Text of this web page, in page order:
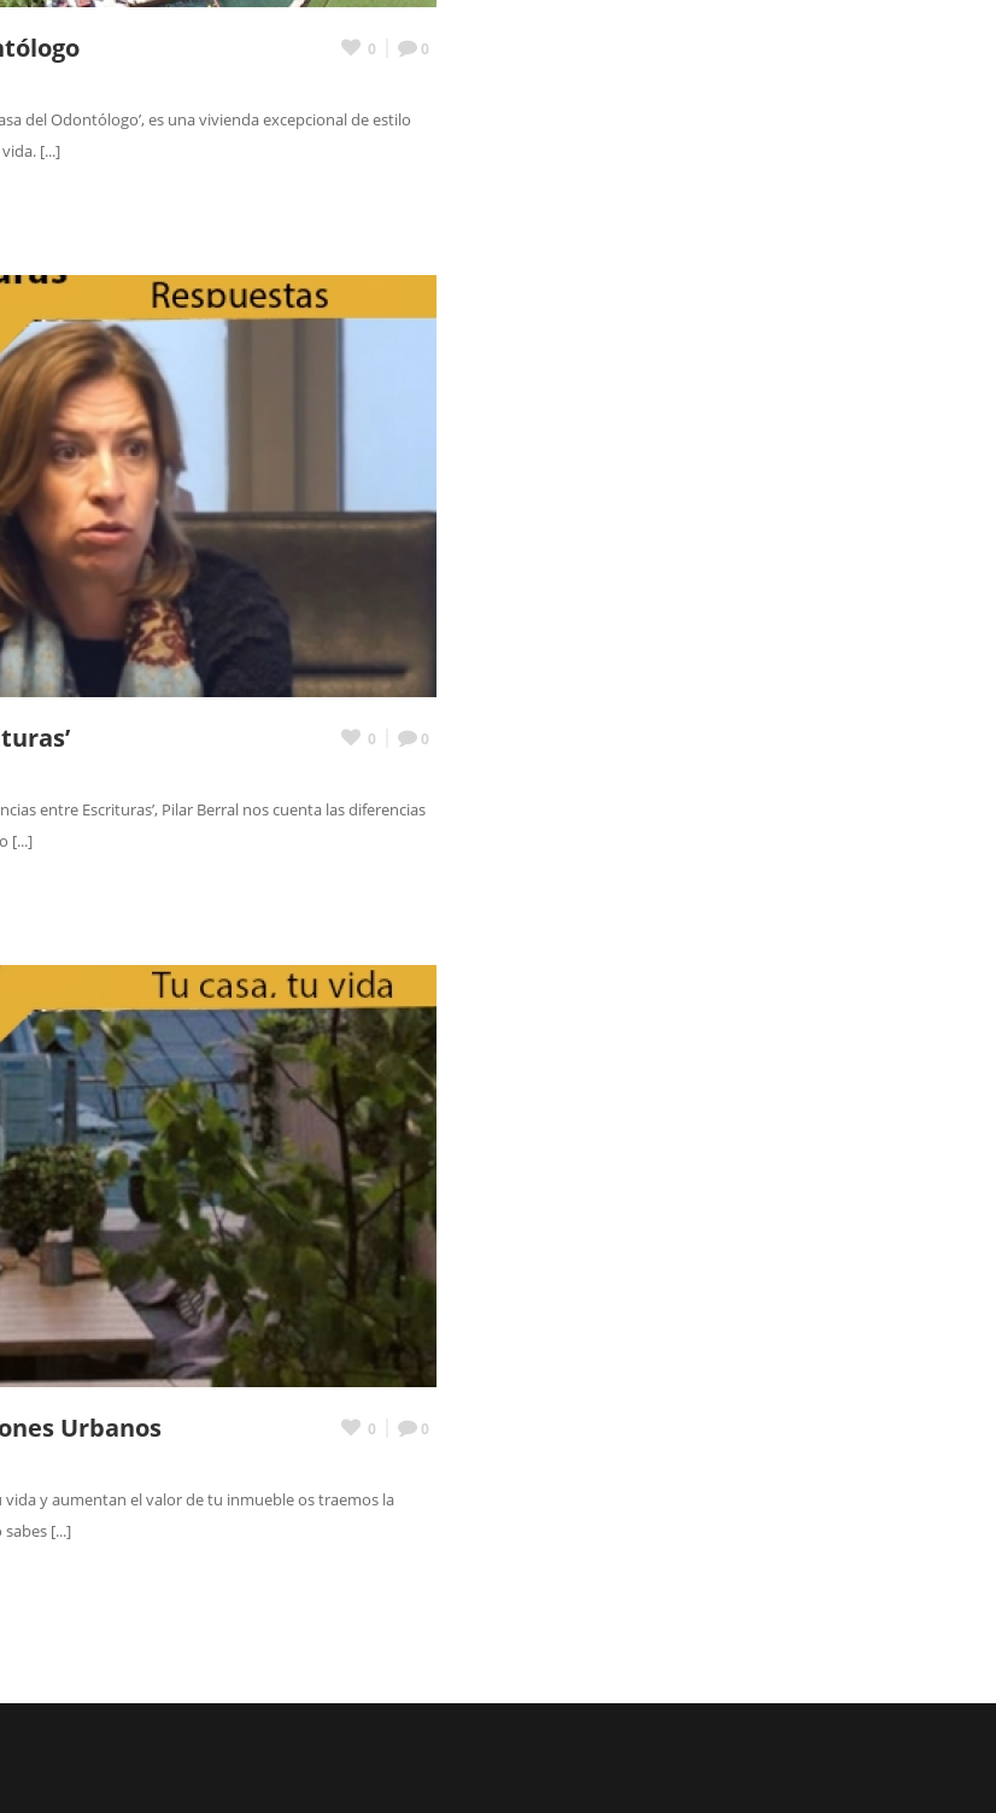
0
0
del Odontólogo’, es una vivienda excepcional de estilo
[...]
0
0
entre Escrituras’, Pilar Berral nos cuenta las diferencias
[...]
Urbanos 0
0
vida y aumentan el valor de tu inmueble os traemos la
sabes [...]